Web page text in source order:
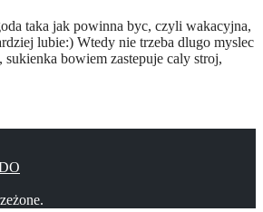
taka jak powinna byc, czyli wakacyjna,
lubie:) Wtedy nie trzeba dlugo myslec
sukienka bowiem zastepuje caly stroj,